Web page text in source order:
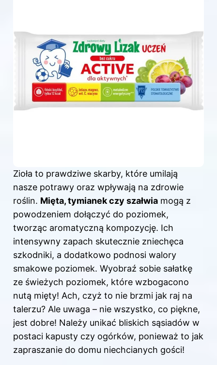
Zioła to prawdziwe skarby, które umilają
nasze potrawy oraz wpływają na zdrowie
roślin. Mięta, tymianek czy szałwia mogą z
powodzeniem dołączyć do poziomek,
tworząc aromatyczną kompozycję. Ich
intensywny zapach skutecznie zniechęca
szkodniki, a dodatkowo podnosi walory
smakowe poziomek. Wyobraź sobie sałatkę
ze świeżych poziomek, które wzbogacono
nutą mięty! Ach, czyż to nie brzmi jak raj na
talerzu? Ale uwaga – nie wszystko, co piękne,
jest dobre! Należy unikać bliskich sąsiadów w
postaci kapusty czy ogórków, ponieważ to jak
zapraszanie do domu niechcianych gości!